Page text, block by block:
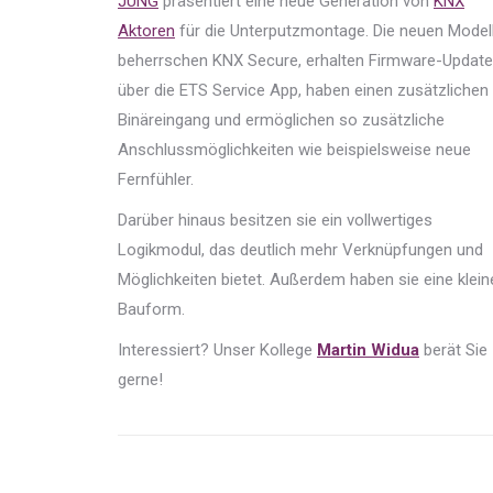
Aktoren für die Unterputzmontage. Die neuen
beherrschen KNX Secure, erhalten Firmware-
über die ETS Service App, haben einen zusätzlichen
Binäreingang und ermöglichen so zusätzliche
Anschlussmöglichkeiten wie beispielsweise neue
Fernfühler.
Darüber hinaus besitzen sie ein vollwertiges
Logikmodul, das deutlich mehr Verknüpfungen und
Möglichkeiten bietet. Außerdem haben sie eine
Bauform.
Interessiert? Unser Kollege Martin Widua berät Sie
gerne!